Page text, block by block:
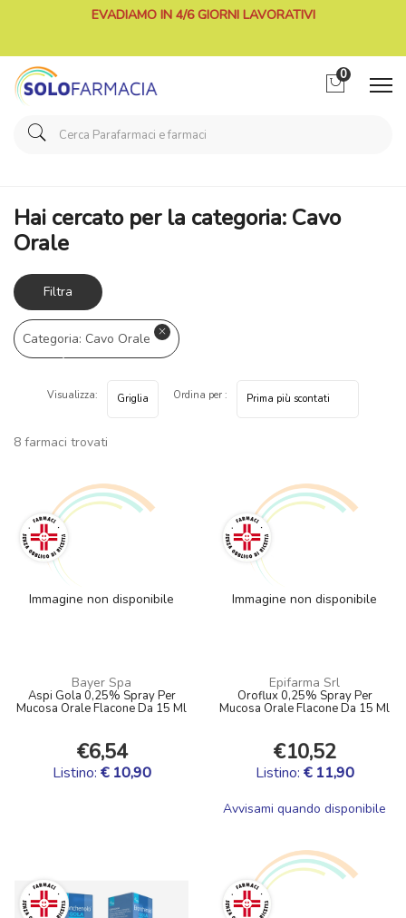
EVADIAMO IN 4/6 GIORNI LAVORATIVI
0
Home Categorie Farmaci Cavo Orale
Hai cercato per la categoria: Cavo
Orale
Filtra
Categoria: Cavo Orale
8 farmaci trovati
Visualizza: Ordina per :
Immagine non disponibile
Bayer Spa
Aspi Gola 0,25% Spray Per
Mucosa Orale Flacone Da 15 Ml
€6,54
Listino: € 10,90
Immagine non disponibile
Epifarma Srl
Oroflux 0,25% Spray Per
Mucosa Orale Flacone Da 15 Ml
€10,52
Listino: € 11,90
Avvisami quando disponibile